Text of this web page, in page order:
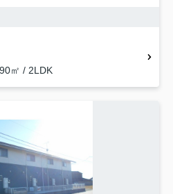
㎡ / 2LDK